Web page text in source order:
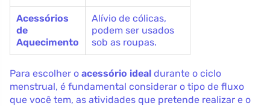
Acessórios
de
Aquecimento
Alívio de cólicas,
podem ser usados
sob as roupas.
Para escolher o acessório ideal durante o ciclo
menstrual, é fundamental considerar o tipo de fluxo
que você tem, as atividades que pretende realizar e o